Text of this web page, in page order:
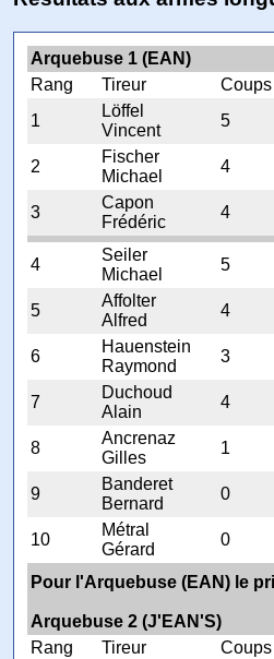
Arquebuse 1 (EAN)
Rang
Tireur
Coups
1
Löffel
Vincent
5
2
Fischer
Michael
4
3
Capon
Frédéric
4
4
Seiler
Michael
5
5
Affolter
Alfred
4
6
Hauenstein
Raymond
3
7
Duchoud
Alain
4
8
Ancrenaz
Gilles
1
9
Banderet
Bernard
0
10
Métral
Gérard
0
Pour l'Arquebuse (EAN) le
Arquebuse 2 (J'EAN'S)
Rang
Tireur
Coups